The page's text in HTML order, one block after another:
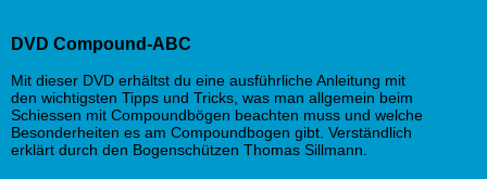
DVD Compound-ABC
Mit dieser DVD erhältst du eine ausführliche Anleitung mit
den wichtigsten Tipps und Tricks, was man allgemein beim
Schiessen mit Compoundbögen beachten muss und welche
Besonderheiten es am Compoundbogen gibt. Verständlich
erklärt durch den Bogenschützen Thomas Sillmann.